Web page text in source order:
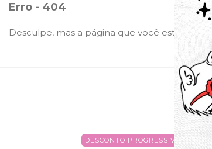
Erro - 404
Desculpe, mas a página que você está
DESCONTO PROGRESSIVO